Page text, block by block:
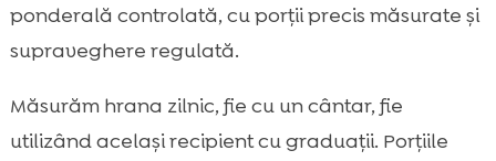
ponderală controlată, cu porții precis măsurate și
supraveghere regulată.
Măsurăm hrana zilnic, fie cu un cântar, fie
utilizând același recipient cu graduații. Porțiile